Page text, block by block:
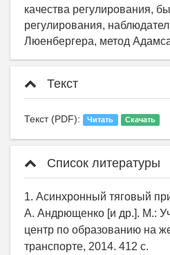
качества регулирования,
регулирования,
Люенбергера, метод
Текст
Текст (PDF): Читать Скачать
Список литературы
1. Асинхронный тяговый
А. Андрющенко [и др.]. М.:
центр по образованию на
транспорте, 2014. 412 с.